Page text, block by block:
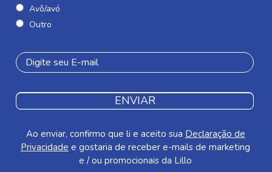
Avô/avó
Outro
ENVIAR
Ao enviar, confirmo que li e aceito sua Declaração de
Privacidade e gostaria de receber e-mails de marketing
e / ou promocionais da Lillo